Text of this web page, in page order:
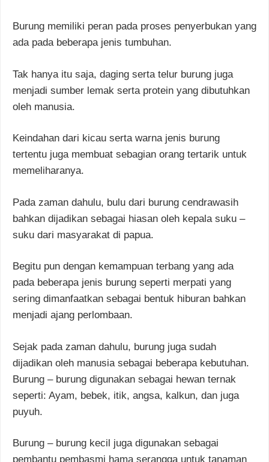
Burung memiliki peran pada proses penyerbukan yang
ada pada beberapa jenis tumbuhan.
Tak hanya itu saja, daging serta telur burung juga
menjadi sumber lemak serta protein yang dibutuhkan
oleh manusia.
Keindahan dari kicau serta warna jenis burung
tertentu juga membuat sebagian orang tertarik untuk
memeliharanya.
Pada zaman dahulu, bulu dari burung cendrawasih
bahkan dijadikan sebagai hiasan oleh kepala suku –
suku dari masyarakat di papua.
Begitu pun dengan kemampuan terbang yang ada
pada beberapa jenis burung seperti merpati yang
sering dimanfaatkan sebagai bentuk hiburan bahkan
menjadi ajang perlombaan.
Sejak pada zaman dahulu, burung juga sudah
dijadikan oleh manusia sebagai beberapa kebutuhan.
Burung – burung digunakan sebagai hewan ternak
seperti: Ayam, bebek, itik, angsa, kalkun, dan juga
puyuh.
Burung – burung kecil juga digunakan sebagai
pembantu pembasmi hama serangga untuk tanaman